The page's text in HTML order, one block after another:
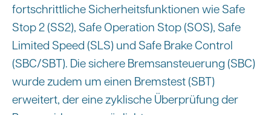
fortschrittliche Sicherheitsfunktionen wie Safe
Stop 2 (SS2), Safe Operation Stop (SOS), Safe
Limited Speed (SLS) und Safe Brake Control
(SBC/SBT). Die sichere Bremsansteuerung (SBC)
wurde zudem um einen Bremstest (SBT)
erweitert, der eine zyklische Überprüfung der